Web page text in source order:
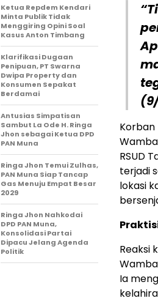
RSUD
terjadi
lokasi
Reaksi
Ia
Ketua Repdem Kendari
Minta Publik Tidak
Menggiring Opini Soal
Kasus Anton Timbang
Klarifikasi Dugaan
Penipuan, PT Swarna
Dwipa Property dan
Konsumen Sepakat
Berdamai
Antusias Simpatisan
Sambut La Ode H. Ringa
Jhon sebagai Ketua DPD
PAN Muna
Ringa Jhon Temui Zulhas,
PAN Muna Siap Tancap
Gas Menuju Empat Besar
2029
Ringa Jhon Nahkodai
DPD PAN Muna,
Konsolidasi Partai
Dipacu Jelang Agenda
Politik